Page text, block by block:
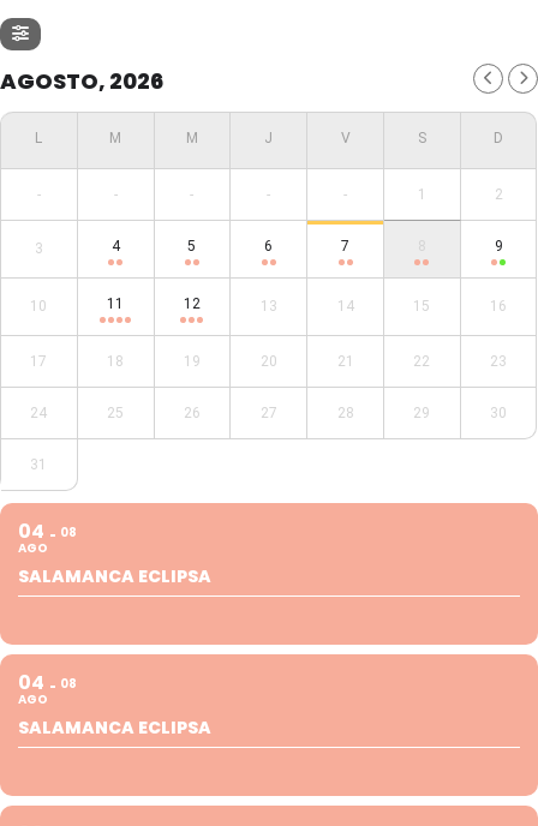
AGOSTO, 2026
- - - - - 1 2
3 4 5 6 7 8 9
10 11 12 13 14 15 16
17 18 19 20 21 22 23
24 25 26 27 28 29 30
31
04
AGO
08
SALAMANCA ECLIPSA
04
AGO
08
SALAMANCA ECLIPSA